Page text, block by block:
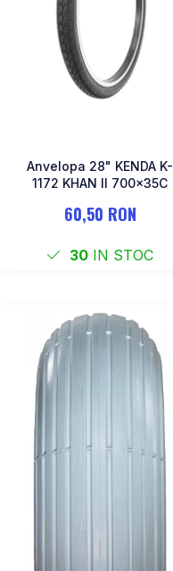
Anvelopa 28" KENDA K-
1172 KHAN II 700x35C
60,50 RON
30 IN STOC